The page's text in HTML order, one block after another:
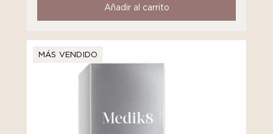
Añadir al carrito
MÁS VENDIDO